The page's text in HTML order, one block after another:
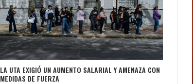
LA UTA EXIGIÓ UN AUMENTO SALARIAL Y AMENAZA CON
MEDIDAS DE FUERZA